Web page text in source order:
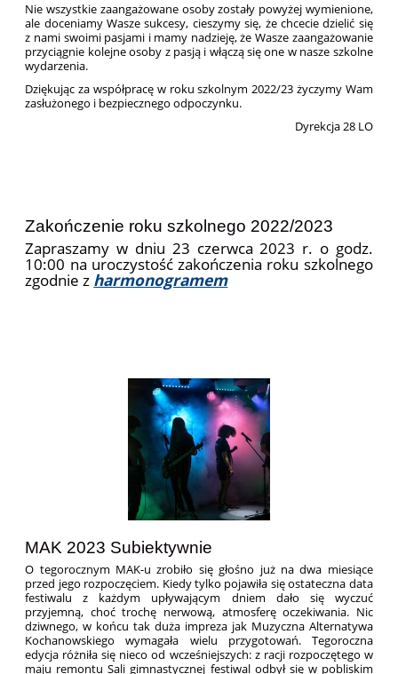
Nie wszystkie zaangażowane osoby zostały powyżej wymienione,
ale doceniamy Wasze sukcesy, cieszymy się, że chcecie dzielić się
z nami swoimi pasjami i mamy nadzieję, że Wasze zaangażowanie
przyciągnie kolejne osoby z pasją i włączą się one w nasze szkolne
wydarzenia.
Dziękując za współpracę w roku szkolnym 2022/23 życzymy Wam
zasłużonego i bezpiecznego odpoczynku.
Dyrekcja 28 LO
Zakończenie roku szkolnego 2022/2023
Zapraszamy w dniu 23 czerwca 2023 r. o godz.
10:00 na uroczystość zakończenia roku szkolnego
zgodnie z harmonogramem
MAK 2023 Subiektywnie
O tegorocznym MAK-u zrobiło się głośno już na dwa miesiące
przed jego rozpoczęciem. Kiedy tylko pojawiła się ostateczna data
festiwalu z każdym upływającym dniem dało się wyczuć
przyjemną, choć trochę nerwową, atmosferę oczekiwania. Nic
dziwnego, w końcu tak duża impreza jak Muzyczna Alternatywa
Kochanowskiego wymagała wielu przygotowań. Tegoroczna
edycja różniła się nieco od wcześniejszych: z racji rozpoczętego w
maju remontu Sali gimnastycznej festiwal odbył się w pobliskim